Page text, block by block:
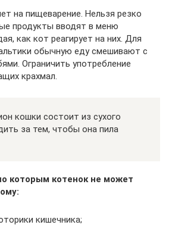
на пищеварение. Нельзя резко
продукты вводят в меню
как кот реагирует на них. Для
обычную еду смешивают с
Ограничить употребление
крахмал.
кошки состоит из сухого
за тем, чтобы она пила
которым котенок не может
кишечника;